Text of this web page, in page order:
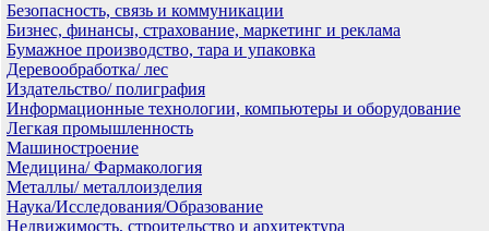
Безопасность, связь и коммуникации
Бизнес, финансы, страхование, маркетинг и реклама
Бумажное производство, тара и упаковка
Деревообработка/ лес
Издательство/ полиграфия
Информационные технологии, компьютеры и оборудование
Легкая промышленность
Машиностроение
Медицина/ Фармакология
Металлы/ металлоизделия
Наука/Исследования/Образование
Недвижимость, строительство и архитектура